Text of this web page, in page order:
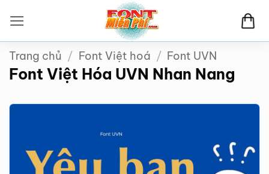
qua
nội
dung
Trang chủ / Font Việt hoá / Font UVN
Font Việt Hóa UVN Nhan Nang